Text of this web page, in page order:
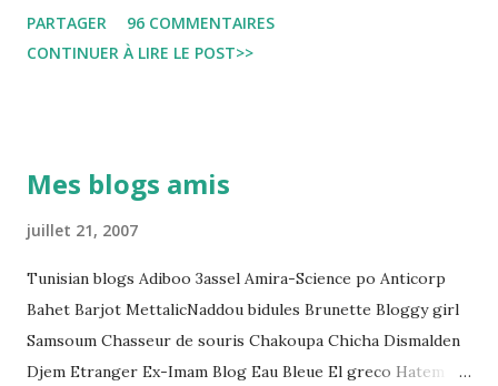
التي قضاها تحفظيا . هذه الممارسات تسبب كوارث اجتماعية واقتصادية
و تجعل المواطن يحقد على المنظومة القضائية و يحس بالظلم و القهر
regard des Lignes directrices Luanda"
PARTAGER
96 COMMENTAIRES
CONTINUER À LIRE LE POST>>
Mes blogs amis
juillet 21, 2007
Tunisian blogs Adiboo 3assel Amira-Science po Anticorp
Bahet Barjot MettalicNaddou bidules Brunette Bloggy girl
Samsoum Chasseur de souris Chakoupa Chicha Dismalden
Djem Etranger Ex-Imam Blog Eau Bleue El greco Hatem